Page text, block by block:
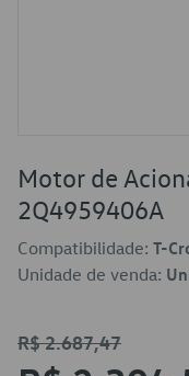
Motor de
2Q4959406A
Compatibilidade: T-
Unidade de venda:
R$ 2.687,47